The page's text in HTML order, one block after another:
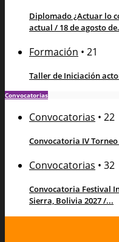
Diplomado ¿Actuar lo
actual / 18 de agosto
Formación • 21
Taller de Iniciación
Convocatorias
Convocatorias • 22
Convocatoria IV
Convocatorias • 32
Convocatoria Festival
Sierra, Bolivia 2027 /...